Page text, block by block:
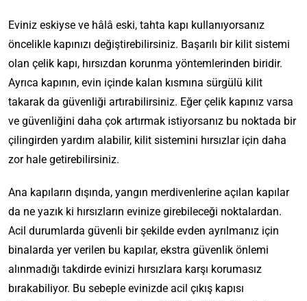
Eviniz eskiyse ve hâlâ eski, tahta kapı kullanıyorsanız
öncelikle kapınızı değiştirebilirsiniz. Başarılı bir kilit sistemi
olan çelik kapı, hırsızdan korunma yöntemlerinden biridir.
Ayrıca kapının, evin içinde kalan kısmına sürgülü kilit
takarak da güvenliği artırabilirsiniz. Eğer çelik kapınız varsa
ve güvenliğini daha çok artırmak istiyorsanız bu noktada bir
çilingirden yardım alabilir, kilit sistemini hırsızlar için daha
zor hale getirebilirsiniz.
Ana kapıların dışında, yangın merdivenlerine açılan kapılar
da ne yazık ki hırsızların evinize girebileceği noktalardan.
Acil durumlarda güvenli bir şekilde evden ayrılmanız için
binalarda yer verilen bu kapılar, ekstra güvenlik önlemi
alınmadığı takdirde evinizi hırsızlara karşı korumasız
bırakabiliyor. Bu sebeple evinizde acil çıkış kapısı